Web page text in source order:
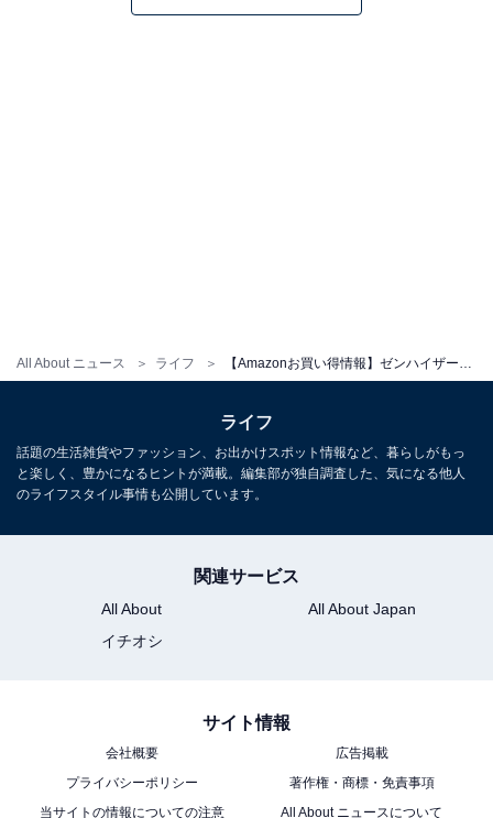
All About ニュース ライフ
ゼンハイザー(Sennheiser) IE 100 PRO CLEAR プロ用モ
ヤレスヘッドホン ブラック 高性能ドライバー Bluetooth
ノイズキャンセリング 最大60時間再生 タッチパネル 低遅
延 aptX Adaptive マルチポイント 【国内正規品】
Amazonで見る
ゼンハイザー「HD 599 SE」
ゼンハイザー HD 599 SE 開放型スタジオヘッドホン、ヘ
ッドホン 有線、プレミアムデザイン、自然でバランスの
ライフ
話題の生活雑貨やファッション、お出かけスポット情報など、暮らしがもっ
と楽しく、豊かになるヒントが満載。編集部が独自調査した、気になる他人
のライフスタイル事情も公開しています。
関連サービス
All About
All About Japan
イチオシ
サイト情報
会社概要
広告掲載
プライバシーポリシー
著作権・商標・免責事項
当サイトの情報についての注意
All About ニュースについて